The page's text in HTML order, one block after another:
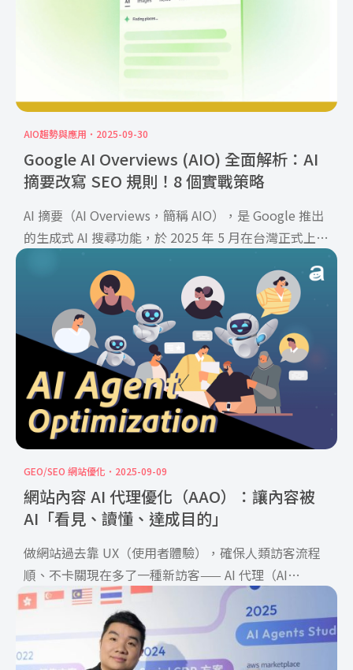
合作策略，讓你的網紅行銷布局更有競爭力。
AIO趨勢與應用 2025-09-30
Google AI Overviews (AIO) 全面解析：AI
摘要改寫 SEO 規則！8 個實戰策略
AI 摘要（AI Overviews，簡稱 AIO），是 Google 推出
的生成式 AI 搜尋功能，於 2025 年 5 月在台灣正式上
Google AI 摘要的影響與應對策略，掌握內容被 AI 引用
的優化策略！
GEO/SEO 網站優化 2025-09-09
網站內容 AI 代理優化（AAO）：讓內容被
AI「看見、讀懂、達成目的」
做網站過去靠 UX（使用者體驗），確保人類訪客流程
順、不卡關現在多了一種新訪客—— AI 代理（AI
Agent）不論是 AI 搜尋、生成式 AI 對話工具，或能直
接在電腦上完成任務的 Agent 代理，品牌要被發現、被
引用、被採用，就得投入 LLMO 與 AAO：把內容與服
務做成 AI 友善、可被代理直接使用的樣子